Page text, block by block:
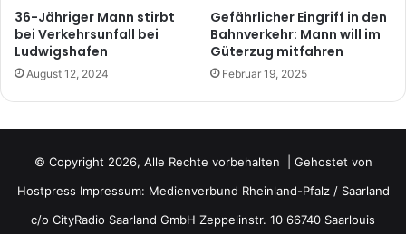
36-Jähriger Mann stirbt
bei Verkehrsunfall bei
Ludwigshafen
August 12, 2024
Gefährlicher Eingriff in den
Bahnverkehr: Mann will im
Güterzug mitfahren
Februar 19, 2025
© Copyright 2026, Alle Rechte vorbehalten | Gehostet von
Hostpress Impressum: Medienverbund Rheinland-Pfalz / Saarland
c/o CityRadio Saarland GmbH Zeppelinstr. 10 66740 Saarlouis